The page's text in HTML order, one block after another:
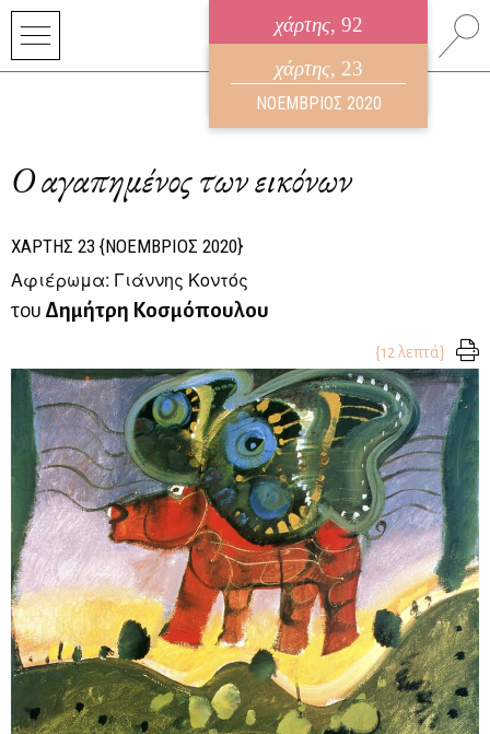
χάρτης, 92
ηλεκτρονικό περιοδικό
ΑΥΓΟΥΣΤΟΣ 2026
χάρτης, 23
ΝΟΕΜΒΡΙΟΣ 2020
Ο αγαπημένος των εικόνων
ΧΑΡΤΗΣ 23 {ΝΟΕΜΒΡΙΟΣ 2020}
Αφιέρωμα: Γιάννης Κοντός
του Δημήτρη Κοσμόπουλου
{12 λεπτά}